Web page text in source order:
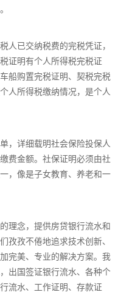
人已交纳税费的完税凭证，
证明有个人所得税完税证
船购置完税证明、契税完税
人所得税缴纳情况，是个人
，详细载明社会保险投保人
费金额。社保证明必须由社
，像是子女教育、养老和一
理念，提供房贷银行流水和
孜孜不倦地追求技术创新、
完美、专业的解决方案。我
出国签证银行流水、各种个
流水、工作证明、存款证